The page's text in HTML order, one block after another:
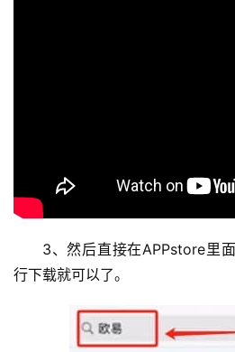
3、然后直接在APPstore里
行下载就可以了。